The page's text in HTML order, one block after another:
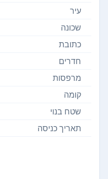
עיר
שכונה
כתובת
חדרים
מרפסות
קומה
שטח בנוי
תאריך כניסה